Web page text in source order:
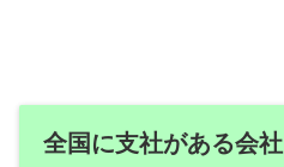
全国に支社がある会社